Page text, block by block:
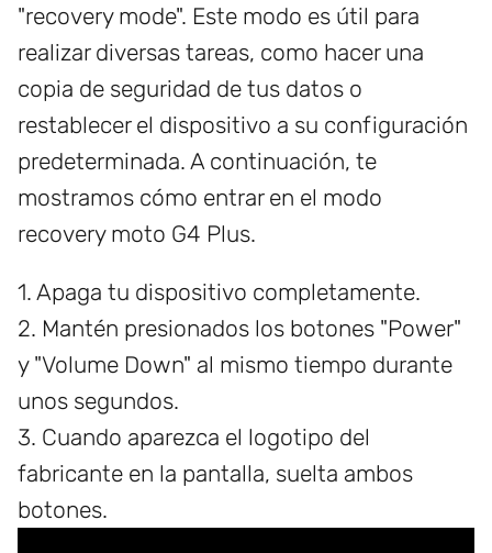
"recovery mode". Este modo es útil para
realizar diversas tareas, como hacer una
copia de seguridad de tus datos o
restablecer el dispositivo a su configuración
predeterminada. A continuación, te
mostramos cómo entrar en el modo
recovery moto G4 Plus.
1. Apaga tu dispositivo completamente.
2. Mantén presionados los botones "Power"
y "Volume Down" al mismo tiempo durante
unos segundos.
3. Cuando aparezca el logotipo del
fabricante en la pantalla, suelta ambos
botones.